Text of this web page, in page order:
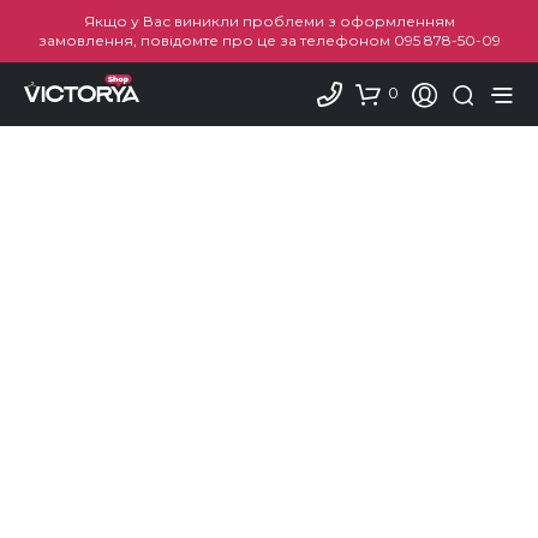
Якщо у Вас виникли проблеми з оформленням
замовлення, повідомте про це за телефоном 095 878-50-09
0